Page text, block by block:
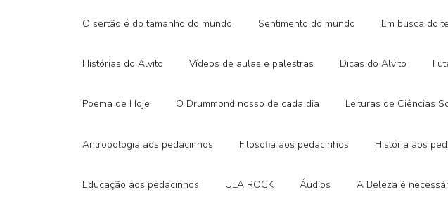
O sertão é do tamanho do mundo Sentimento do mundo Em busca do
Histórias do Alvito Vídeos de aulas e palestras Dicas do Alvito
Poema de Hoje O Drummond nosso de cada dia Leituras de Ciências
Antropologia aos pedacinhos Filosofia aos pedacinhos História aos
Educação aos pedacinhos ULA ROCK Áudios A Beleza é